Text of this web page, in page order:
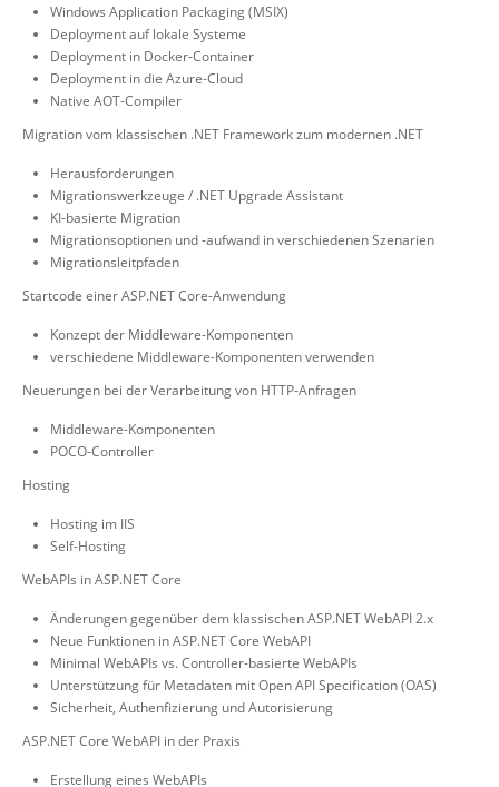
Windows Application Packaging (MSIX)
Deployment auf lokale Systeme
Deployment in Docker-Container
Deployment in die Azure-Cloud
Native AOT-Compiler
Migration vom klassischen .NET Framework zum modernen .NET
Herausforderungen
Migrationswerkzeuge / .NET Upgrade Assistant
KI-basierte Migration
Migrationsoptionen und -aufwand in verschiedenen Szenarien
Migrationsleitpfaden
Startcode einer ASP.NET Core-Anwendung
Konzept der Middleware-Komponenten
verschiedene Middleware-Komponenten verwenden
Neuerungen bei der Verarbeitung von HTTP-Anfragen
Middleware-Komponenten
POCO-Controller
Hosting
Hosting im IIS
Self-Hosting
WebAPIs in ASP.NET Core
Änderungen gegenüber dem klassischen ASP.NET WebAPI 2.x
Neue Funktionen in ASP.NET Core WebAPI
Minimal WebAPIs vs. Controller-basierte WebAPIs
Unterstützung für Metadaten mit Open API Specification (OAS)
Sicherheit, Authenfizierung und Autorisierung
ASP.NET Core WebAPI in der Praxis
Erstellung eines WebAPIs